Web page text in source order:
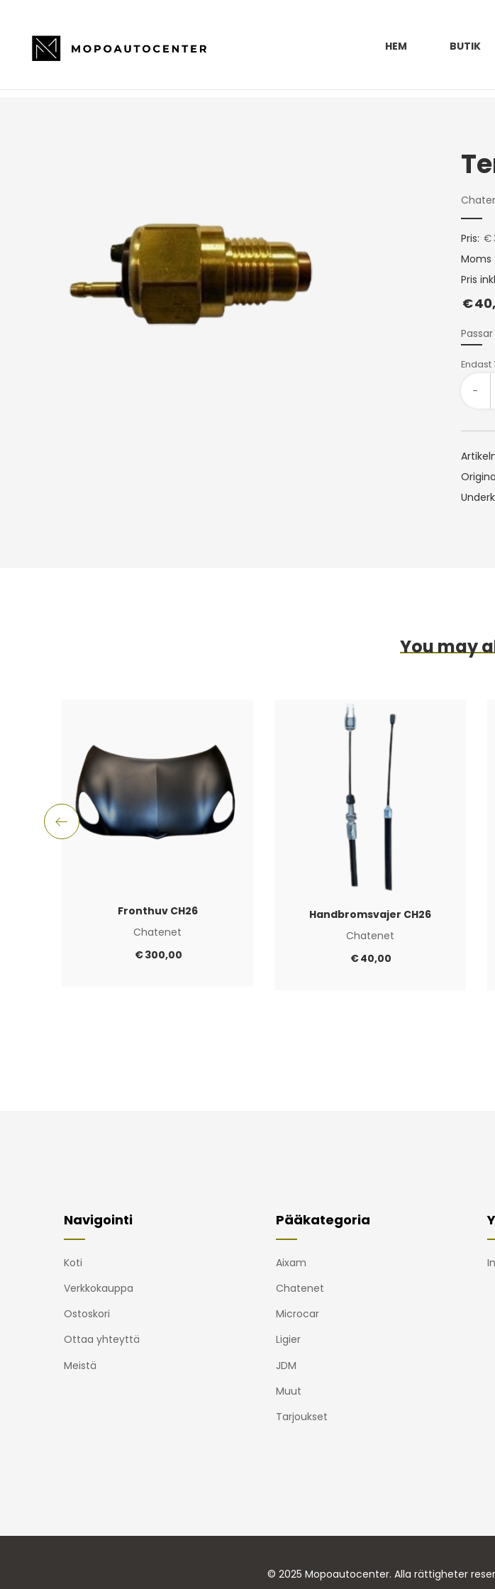
HEM BUTIK
Pris: €
Moms
Pris
€
Endast
-
You may
Fronthuv CH26
Chatenet
€300,00
Handbromsvajer CH26
Chatenet
€40,00
Navigointi
Koti
Verkkokauppa
Ostoskori
Ottaa yhteyttä
Meistä
Pääkategoria
Aixam
Chatenet
Microcar
Ligier
JDM
Muut
Tarjoukset
© 2025 Mopoautocenter. Alla rättigheter